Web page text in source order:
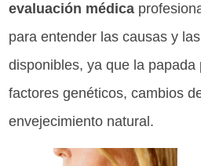
evaluación médica
para entender las causas y
disponibles, ya que la papada
factores genéticos, cambios
envejecimiento natural.